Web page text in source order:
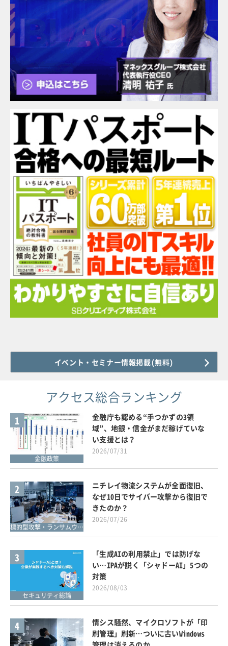
イベント・セミナー情報掲載(無料)
アクセス総合ランキング
1
金融政策
金融庁も認める“手つかずの3領
域”、地銀・信金がまだ稼げていな
い支援とは？
2026/07/31
2
標的型攻撃・ランサムウェア対策
ニチレイ物流システムが全面復旧、
なぜ10日でサイバー攻撃から復旧で
きたのか？
2026/07/26
3
セキュリティ総論
「生成AIの利用禁止」では防げな
い…IPAが説く「シャドーAI」5つの
対策
2026/08/03
4
情シス騒然、マイクロソフトが「印
刷管理」刷新…ついに古いWindows